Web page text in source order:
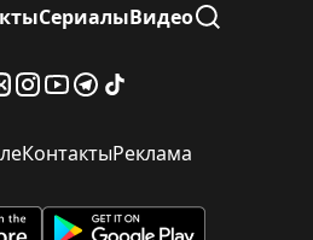
СериалыВидео
КонтактыРеклама